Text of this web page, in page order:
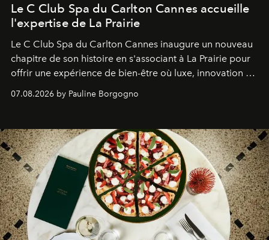
Le C Club Spa du Carlton Cannes accueille
l'expertise de La Prairie
Le C Club Spa du Carlton Cannes inaugure un nouveau
chapitre de son histoire en s'associant à La Prairie pour
offrir une expérience de bien-être où luxe, innovation et
expertise se rencontrent.
07.08.2026 by Pauline Borgogno